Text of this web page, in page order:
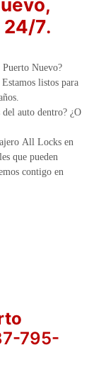
24/7.
Puerto Nuevo?
listos para
del auto dentro? ¿O
All Locks en
que pueden
contigo en
795-